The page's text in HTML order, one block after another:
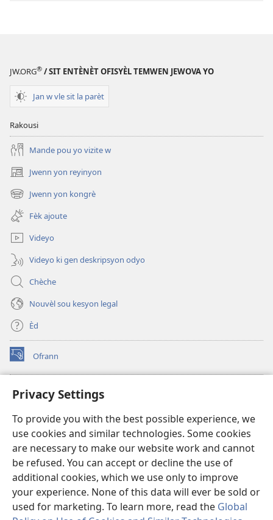
Privacy Settings
To provide you with the best possible experience, we
use cookies and similar technologies. Some cookies
are necessary to make our website work and cannot
be refused. You can accept or decline the use of
additional cookies, which we use only to improve
your experience. None of this data will ever be sold or
used for marketing. To learn more, read the Global
JW.ORG® / SIT ENTÈNÈT OFISYÈL TEMWEN JEWOVA YO
Jan w vle sit la parèt
Rakousi
Mande pou yo vizite w
Jwenn yon reyinyon
(opens
new
window)
Jwenn yon kongrè
(opens
new
window)
Fèk ajoute
Videyo
Videyo ki gen deskripsyon odyo
Chèche
Nouvèl sou kesyon legal
Èd
Ofrann
(opens
new
Bibliyotèk sou Entènèt
(opens
window)JW Hub
(opens
new
window)JW Library
Watchtower Library